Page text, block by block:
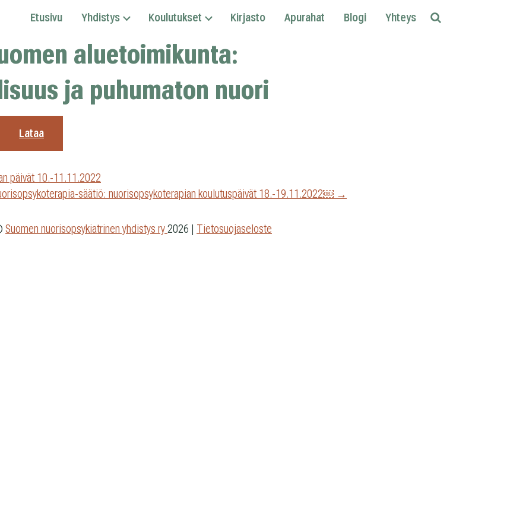
Etusivu Yhdistys Koulutukset Kirjasto Apurahat Blogi Yhteys Etsi
aluetoimikunta:
ja puhumaton nuori
Lataa
päivät 10.-11.11.2022
säätiö: nuorisopsykoterapian koulutuspäivät 18.-19.11.2022￼ →
Suomen nuorisopsykiatrinen yhdistys ry2026 Tietosuojaseloste